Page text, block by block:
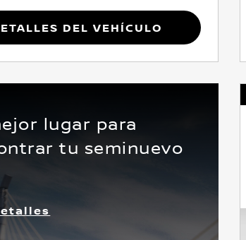
del vehículo
lugar para
tu seminuevo